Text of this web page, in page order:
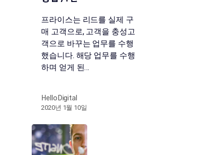
프라이스는 리드를 실제 구
매 고객으로, 고객을 충성고
객으로 바꾸는 업무를 수행
했습니다. 해당 업무를 수행
하며 얻게 된…
HelloDigital
2020년 1월 10일